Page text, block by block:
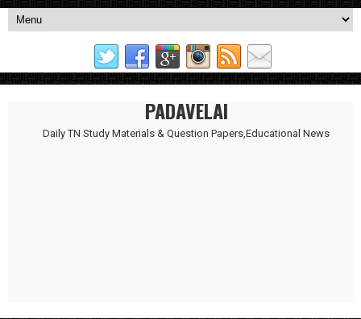
PADAVELAI
Daily TN Study Materials & Question Papers,Educational News